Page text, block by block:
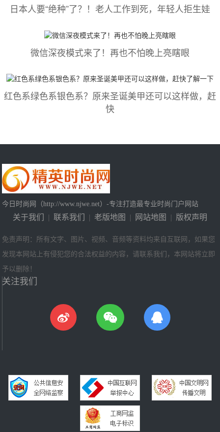
日本人要“绝种”了？！老人工作到死，年轻人拒生娃
微信深夜模式来了！再也不怕晚上亮瞎眼
红色系绿色系银色系？原来圣诞美甲还可以这样做，赶
快
今日时尚网（http://www.njwe.net）-专注打造最专业时尚门户网站
关于我们 | 联系我们 | 老版地图 | 网站地图 | 版权声明
免责声明：所有文字、图片、视频、音频等资料均来自互联网，如果您
发现本网站上有侵犯您的合法权益的内容，请联系我们，本网站将立即
予以删除！
关注我们